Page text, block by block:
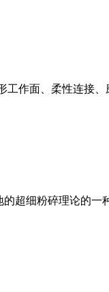
作面、柔性连接
超细粉碎理论的